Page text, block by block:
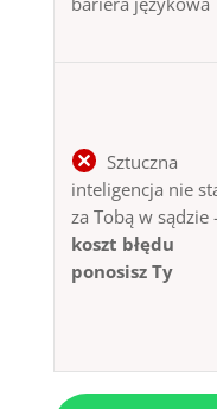
Sztuczna
inteligencja nie
za Tobą w
koszt błędu
ponosisz Ty